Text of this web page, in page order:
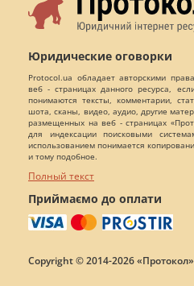
Юридические оговорки
Protocol.ua обладает авторскими
веб - страницах данного ресурса,
понимаются тексты, комментарии,
шота, сканы, видео, аудио, другие
размещенных на веб - страницах
для индексации поисковыми
использованием понимается
и тому подобное.
Полный текст
Приймаємо до оплати
Copyright © 2014-2026